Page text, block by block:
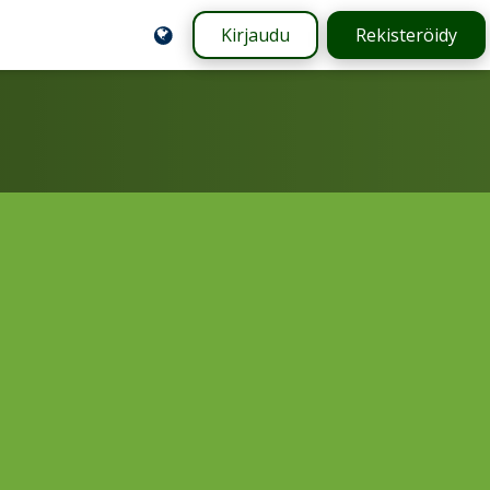
Kirjaudu Rekisteröidy